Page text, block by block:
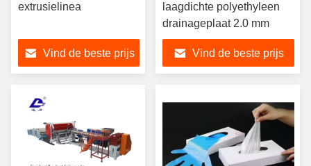
extrusielinea
Vind de beste prijs
laagdichte polyethyleen
drainageplaat 2.0 mm
Vind de beste prijs